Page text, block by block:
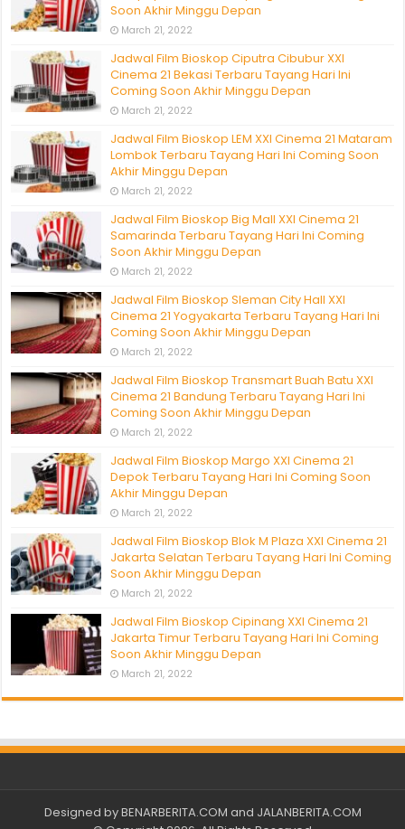
Soon Akhir Minggu Depan
March 21, 2022
Jadwal Film Bioskop Ciputra Cibubur XXI
Cinema 21 Bekasi Terbaru Tayang Hari Ini
Coming Soon Akhir Minggu Depan
March 21, 2022
Jadwal Film Bioskop LEM XXI Cinema 21 Mataram
Lombok Terbaru Tayang Hari Ini Coming Soon
Akhir Minggu Depan
March 21, 2022
Jadwal Film Bioskop Big Mall XXI Cinema 21
Samarinda Terbaru Tayang Hari Ini Coming
Soon Akhir Minggu Depan
March 21, 2022
Jadwal Film Bioskop Sleman City Hall XXI
Cinema 21 Yogyakarta Terbaru Tayang Hari Ini
Coming Soon Akhir Minggu Depan
March 21, 2022
Jadwal Film Bioskop Transmart Buah Batu XXI
Cinema 21 Bandung Terbaru Tayang Hari Ini
Coming Soon Akhir Minggu Depan
March 21, 2022
Jadwal Film Bioskop Margo XXI Cinema 21
Depok Terbaru Tayang Hari Ini Coming Soon
Akhir Minggu Depan
March 21, 2022
Jadwal Film Bioskop Blok M Plaza XXI Cinema 21
Jakarta Selatan Terbaru Tayang Hari Ini Coming
Soon Akhir Minggu Depan
March 21, 2022
Jadwal Film Bioskop Cipinang XXI Cinema 21
Jakarta Timur Terbaru Tayang Hari Ini Coming
Soon Akhir Minggu Depan
March 21, 2022
Designed byBENARBERITA.COM and JALANBERITA.COM